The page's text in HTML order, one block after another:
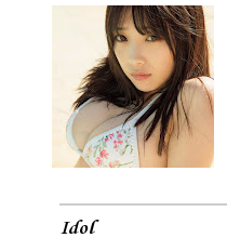
Idol